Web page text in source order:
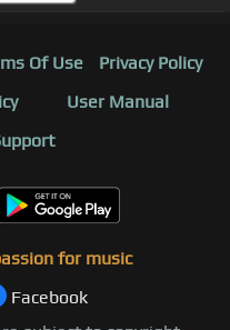
Of Use
Privacy Policy
User Manual
for music
Facebook